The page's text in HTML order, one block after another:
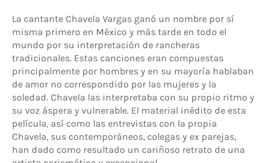
La cantante Chavela Vargas ganó un nombre por sí
misma primero en México y más tarde en todo el
mundo por su interpretación de rancheras
tradicionales. Estas canciones eran compuestas
principalmente por hombres y en su mayoría hablaban
de amor no correspondido por las mujeres y la
soledad. Chavela las interpretaba con su propio ritmo y
su voz áspera y vulnerable. El material inédito de esta
película, así como las entrevistas con la propia
Chavela, sus contemporáneos, colegas y ex parejas,
han dado como resultado un cariñoso retrato de una